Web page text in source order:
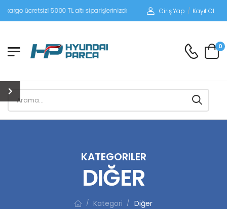
5000 TL altı siparişlerinizde siparişleriniz alıcı ödemeli gönderilir.
Giriş Yap / Kayıt Ol
0
KATEGORILER
DIĞER
/ Kategori / Diğer